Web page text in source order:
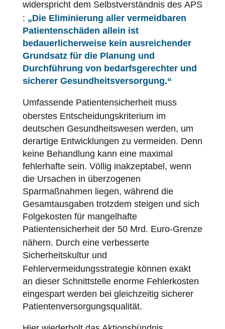
widerspricht dem Selbstverständnis des APS
: „Die Eliminierung aller vermeidbaren
Patientenschäden allein ist
bedauerlicherweise kein ausreichender
Grundsatz für die Planung und
Durchführung von bedarfsgerechter und
sicherer Gesundheitsversorgung.“
Umfassende Patientensicherheitmuss
oberstes Entscheidungskriterium im
deutschen Gesundheitswesen werden, um
derartige Entwicklungen zu vermeiden. Denn
keine Behandlung kann eine maximal
fehlerhafte sein. Völlig inakzeptabel, wenn
die Ursachen in überzogenen
Sparmaßnahmen liegen, während die
Gesamtausgaben trotzdem steigen und sich
Folgekosten für mangelhafte
Patientensicherheitder 50 Mrd. Euro-Grenze
nähern. Durch eine verbesserte
Sicherheitskulturund
Fehlervermeidungsstrategie können exakt
an dieser Schnittstelle enorme Fehlerkosten
eingespart werden bei gleichzeitig sicherer
Patientenversorgungsqualität.